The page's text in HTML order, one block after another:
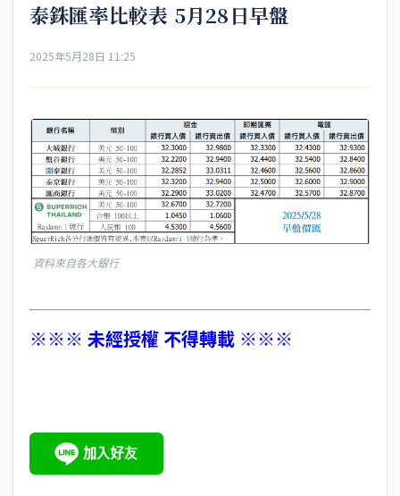
泰銖匯率比較表 5月28日早盤
2025年5月28日 11:25
資料來自各大銀行
※※※ 未經授權 不得轉載 ※※※